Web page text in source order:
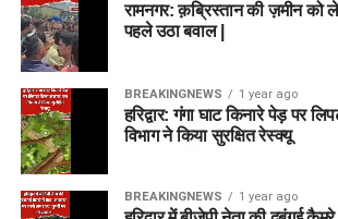
रामनगर: क़ब्रिस्तान की ज़मीन को
पहले उठा बवाल |
BREAKINGNEWS 1 year ago
हरिद्वार: गंगा घाट किनारे पेड़ पर
विभाग ने किया सुरक्षित रेस्क्यू
BREAKINGNEWS 1 year ago